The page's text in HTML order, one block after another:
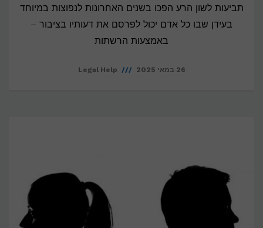
תביעות לשון הרע הפכו בשנים האחרונות לנפוצות במיוחד
בעידן שבו כל אדם יכול לפרסם את דעותיו בציבור –
באמצעות הרשתות
26 במאי 2025 Legal Help